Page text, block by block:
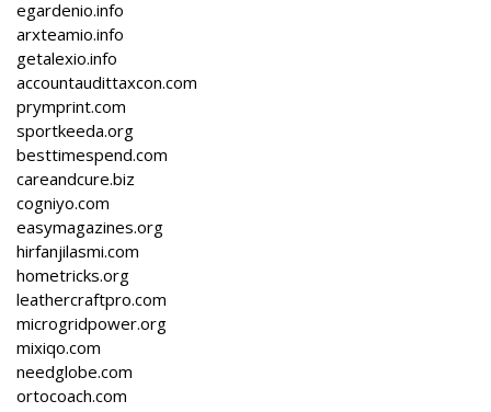
egardenio.info
arxteamio.info
getalexio.info
accountaudittaxcon.com
prymprint.com
sportkeeda.org
besttimespend.com
careandcure.biz
cogniyo.com
easymagazines.org
hirfanjilasmi.com
hometricks.org
leathercraftpro.com
microgridpower.org
mixiqo.com
needglobe.com
ortocoach.com